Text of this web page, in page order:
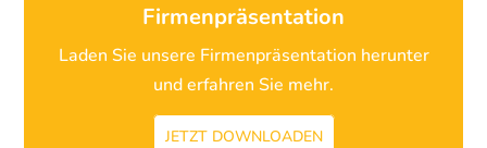
Firmenpräsentation
Laden Sie unsere Firmenpräsentation herunter
und erfahren Sie mehr.
JETZT DOWNLOADEN